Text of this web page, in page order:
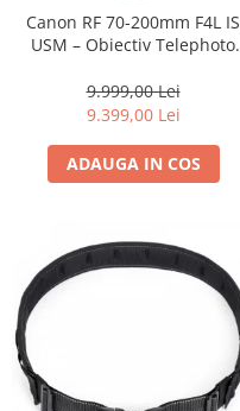
Canon RF 70-200mm F4L IS
USM – Obiectiv Telephoto
9.999,00 Lei
9.399,00 Lei
ADAUGA IN COS